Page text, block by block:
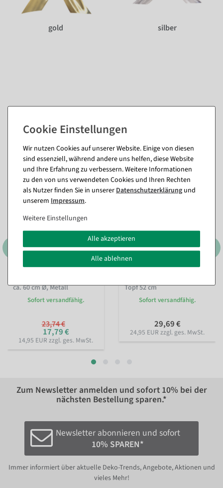
gold silber
Passende Artikel zu diesem Produkt
(8)
%
ca. 60 cm Ø, Metall
Sofort versandfähig.
23,74 €
17,79 €
14,95 EUR zzgl. ges. MwSt.
Topf 52 cm
Sofort versandfähig.
29,69 €
24,95 EUR zzgl. ges. MwSt.
Zum Newsletter anmelden und sofort 10% bei der
nächsten Bestellung sparen.*
Newsletter abonnieren und sofort
10% SPAREN*
Immer informiert über aktuelle Deko-Trends, Angebote, Aktionen und
vieles Mehr!
Wir nutzen Cookies auf unserer Website. Einige von diesen
sind essenziell, während andere uns helfen, diese Website
und Ihre Erfahrung zu verbessern. Weitere Informationen
zu den von uns verwendeten Cookies und Ihren Rechten
als Nutzer finden Sie in unsererDaten­schutz­erklärung und
unserem Impressum.
Weitere Einstellungen
Alle akzeptieren
Alle ablehnen